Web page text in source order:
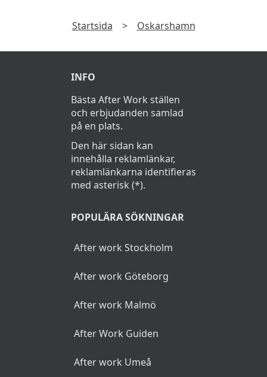
Startsida > Oskarshamn
INFO
Bästa After Work ställen
och erbjudanden samlad
på en plats.
Den här sidan kan
innehålla reklamlänkar,
reklamlänkarna identifieras
med asterisk (*).
POPULÄRA SÖKNINGAR
After work Stockholm
After work Göteborg
After work Malmö
After Work Guiden
After work Umeå